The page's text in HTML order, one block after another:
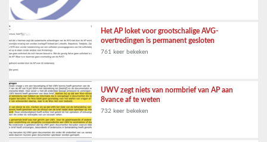
Het AP loket voor grootschalige AVG-
overtredingen is permanent gesloten
761 keer bekeken
UWV zegt niets van normbrief van AP aan
8vance af te weten
732 keer bekeken